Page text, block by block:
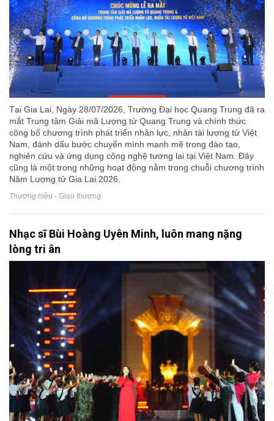
Tại Gia Lai, Ngày 28/07/2026, Trường Đại học Quang Trung đã ra
mắt Trung tâm Giải mã Lượng tử Quang Trung và chính thức
công bố chương trình phát triển nhân lực, nhân tài lượng tử Việt
Nam, đánh dấu bước chuyển mình mạnh mẽ trong đào tạo,
nghiên cứu và ứng dụng công nghệ tương lai tại Việt Nam. Đây
cũng là một trong những hoạt động nằm trong chuỗi chương trình
Năm Lượng tử Gia Lai 2026.
Thương hiệu - Giao thương
Nhạc sĩ Bùi Hoàng Uyên Minh, luôn mang nặng
lòng tri ân